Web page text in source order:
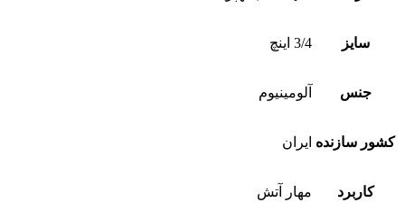
سایز 3/4 اینچ
جنس آلومینیوم
کشور سازنده ایران
کاربرد مهار آتش